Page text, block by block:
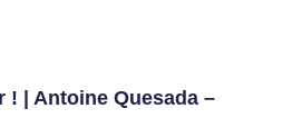
! | Antoine Quesada –